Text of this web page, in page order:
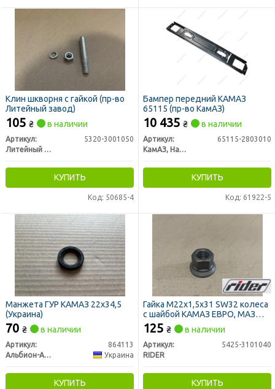
Клин шкворня с гайкой (пр-во
Литейный завод)
105 ₴ в наличии
Артикул:
5320-3001050
Литейный завод
КУПИТЬ
Код: 50685-4
Бампер передний КАМАЗ
65115 (пр-во КамАЗ)
10 435 ₴ в наличии
Артикул:
65115-2803010
КамАЗ, Набережные Челны
КУПИТЬ
Код: 61922-5
Манжета ГУР КАМАЗ 22х34,5
(Украина)
70 ₴ в наличии
Артикул:
864113
Альбион-Авто
Украина
КУПИТЬ
Гайка М22х1,5x31 SW32 колеса
с шайбой КАМАЗ ЕВРО, МАЗ
(RIDER)
125 ₴ в наличии
Артикул:
5425-3101040
RIDER
КУПИТЬ